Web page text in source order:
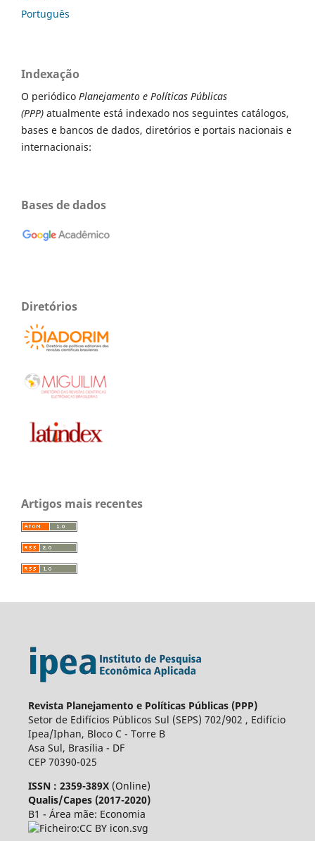
Português
Indexação
O periódico Planejamento e Políticas Públicas
(PPP) atualmente está indexado nos seguintes catálogos,
bases e bancos de dados, diretórios e portais nacionais e
internacionais:
Bases de dados
Diretórios
Artigos mais recentes
Revista Planejamento e Políticas Públicas (PPP)
Setor de Edifícios Públicos Sul (SEPS) 702/902 , Edifício
Ipea/Iphan, Bloco C - Torre B
Asa Sul, Brasília - DF
CEP 70390-025
ISSN : 2359-389X (Online)
Qualis/Capes (2017-2020)
B1 - Área mãe: Economia